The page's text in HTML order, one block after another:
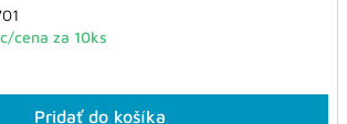
cena za 10ks
Pridať do košíka